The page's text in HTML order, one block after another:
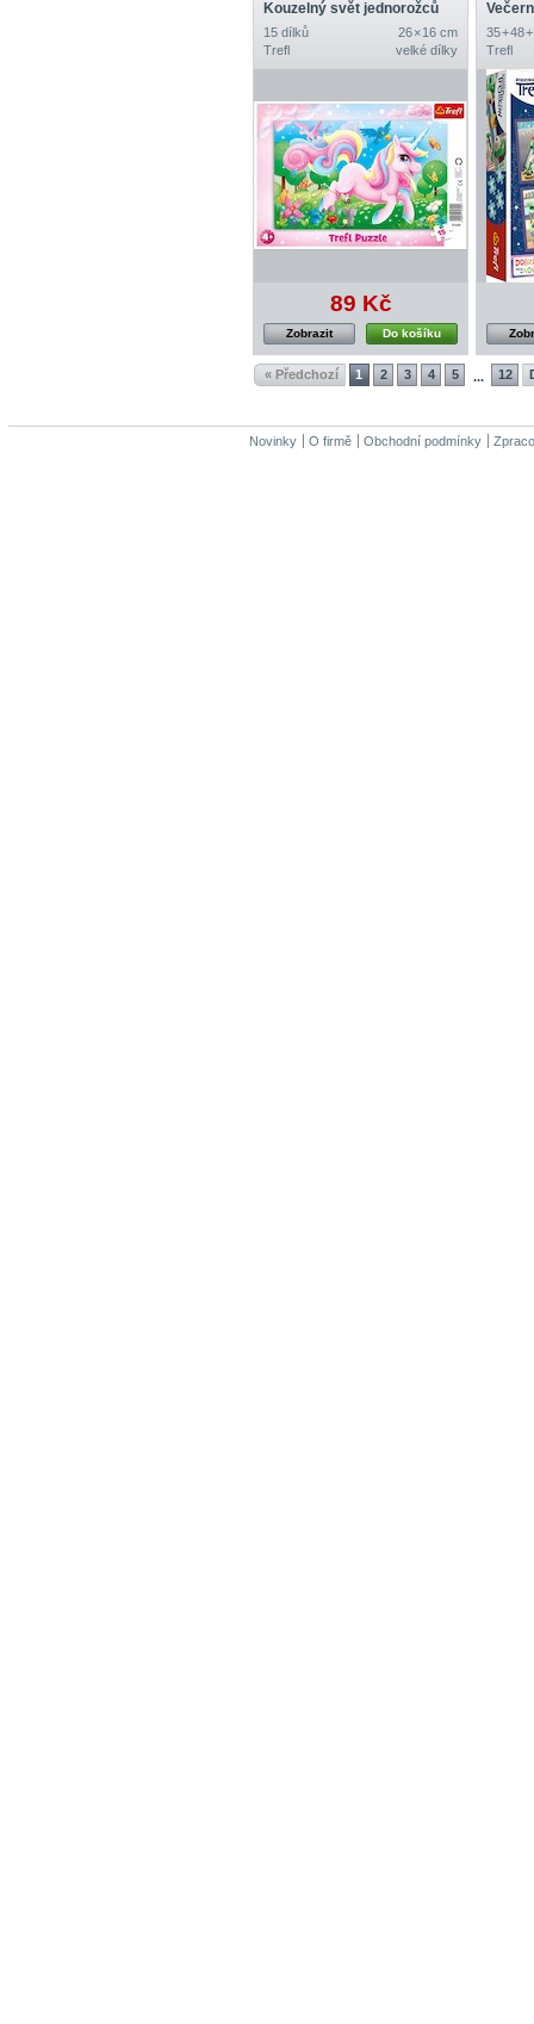
Kouzelný svět jednorožců
15 dílků
26 × 16 cm
Trefl
velké dílky
89 Kč
Do košíku
Zobrazit
35 + 48
Trefl
« Předchozí 1 2 3 4 5 ... 12
Novinky O firmě Obchodní podmínky